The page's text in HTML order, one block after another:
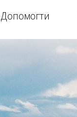
Допомогти